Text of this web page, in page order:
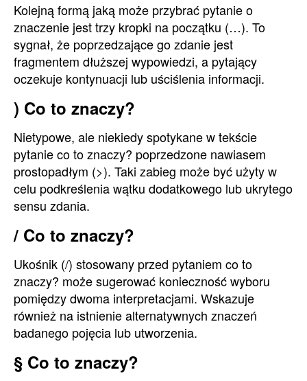
Kolejną formą jaką może przybrać pytanie o
znaczenie jest trzy kropki na początku (…). To
sygnał, że poprzedzające go zdanie jest
fragmentem dłuższej wypowiedzi, a pytający
oczekuje kontynuacji lub uściślenia informacji.
) Co to znaczy?
Nietypowe, ale niekiedy spotykane w tekście
pytanie co to znaczy? poprzedzone nawiasem
prostopadłym (>). Taki zabieg może być użyty w
celu podkreślenia wątku dodatkowego lub ukrytego
sensu zdania.
/ Co to znaczy?
Ukośnik (/) stosowany przed pytaniem co to
znaczy? może sugerować konieczność wyboru
pomiędzy dwoma interpretacjami. Wskazuje
również na istnienie alternatywnych znaczeń
badanego pojęcia lub utworzenia.
§ Co to znaczy?